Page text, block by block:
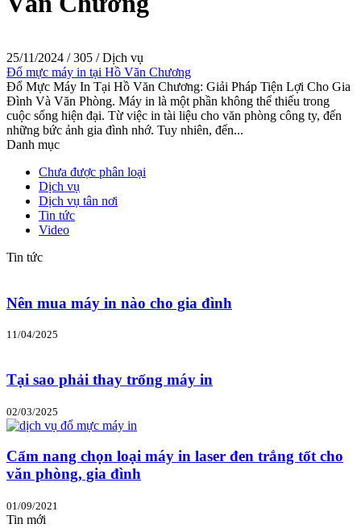
25/11/2024 /305 /Dịch vụ
Đổ mực máy in tại Hồ Văn Chương
Đổ Mực Máy In Tại Hồ Văn Chương: Giải Pháp Tiện Lợi Cho Gia
Đình Và Văn Phòng. Máy in là một phần không thể thiếu trong
cuộc sống hiện đại. Từ việc in tài liệu cho văn phòng công ty, đến
những bức ảnh gia đình nhớ. Tuy nhiên, đến...
Danh mục
Chưa được phân loại
Dịch vụ
Dịch vụ tân nơi
Tin tức
Video
Tin tức
Nên mua máy in nào cho gia đình
11/04/2025
Tại sao phải thay trống máy in
02/03/2025
Cẩm nang chọn loại máy in laser đen trắng tốt cho
văn phòng, gia đình
01/09/2021
Tin mới